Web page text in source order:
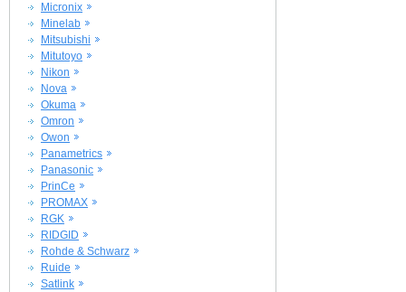
Micronix
Minelab
Mitsubishi
Mitutoyo
Nikon
Nova
Okuma
Omron
Owon
Panametrics
Panasonic
PrinCe
PROMAX
RGK
RIDGID
Rohde & Schwarz
Ruide
Satlink